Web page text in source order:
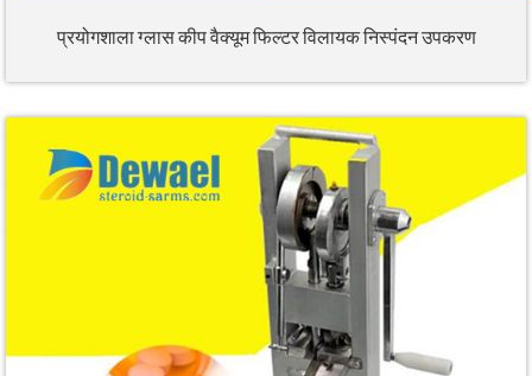
प्रयोगशाला ग्लास कीप वैक्यूम फिल्टर विलायक निस्पंदन उपकरण